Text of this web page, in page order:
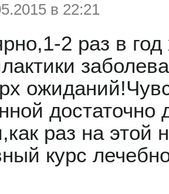
в 22:21
2 раз в
достаточно
раз на этой
курс